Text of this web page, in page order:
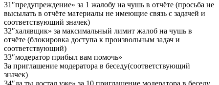
31″предупреждение» за 1 жалобу на чушь в отчёте (просьба не
высылать в отчёте материалы не имеющие связь с задачей и
соответствующий значек)
32″халявщик» за максимальный лимит жалоб на чушь в
отчёте (блокировка доступа к произвольным задач и
соответствующий)
33″модератор прибыл вам помочь»
За приглашение модератора в беседу(соответствующий
значек)
34″да ты достал уже» за 10 приглашение модератора в беседу